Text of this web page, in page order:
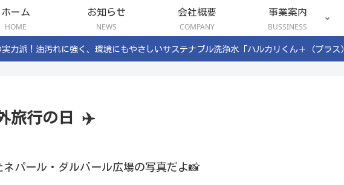
ホーム
HOME
お知らせ
NEWS
会社概要
COMPANY
事業案内
BUSSINESS
力派！油汚れに強く、環境にもやさしいサステナブル洗浄水「ハルカリくん＋（プラス
旅行の日 ✈️
ネパール・ダルバール広場の写真だよ📸